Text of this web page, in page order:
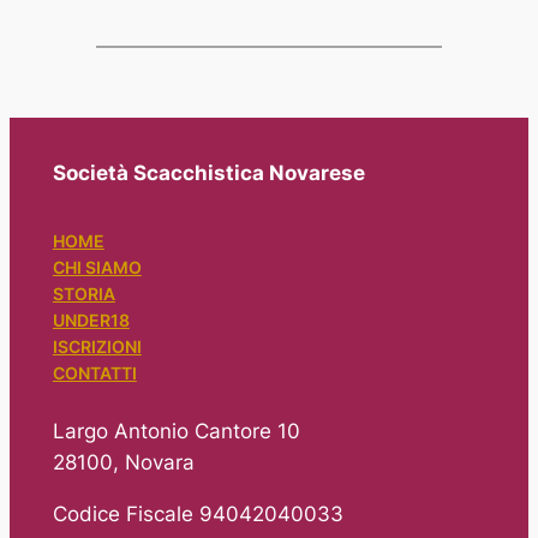
Società Scacchistica Novarese
HOME
CHI SIAMO
STORIA
UNDER18
ISCRIZIONI
CONTATTI
Largo Antonio Cantore 10
28100, Novara
Codice Fiscale 94042040033